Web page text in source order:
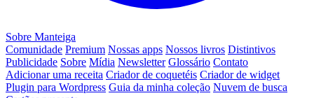
Sobre Manteiga
Comunidade Premium Nossas apps Nossos livros Distintivos
Publicidade Sobre Mídia Newsletter Glossário Contato
Adicionar uma receita Criador de coquetéis Criador de widget
Plugin para Wordpress Guia da minha coleção Nuvem de busca